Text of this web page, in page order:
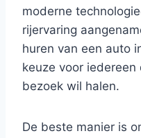
moderne
rijervaring
huren van een auto
keuze voor
bezoek wil halen.
De beste manier is